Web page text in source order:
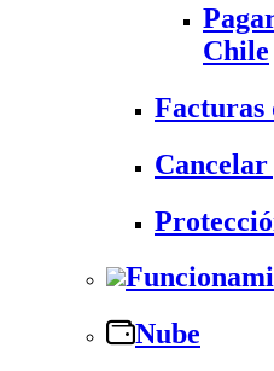
Chile
Facturas
Nube